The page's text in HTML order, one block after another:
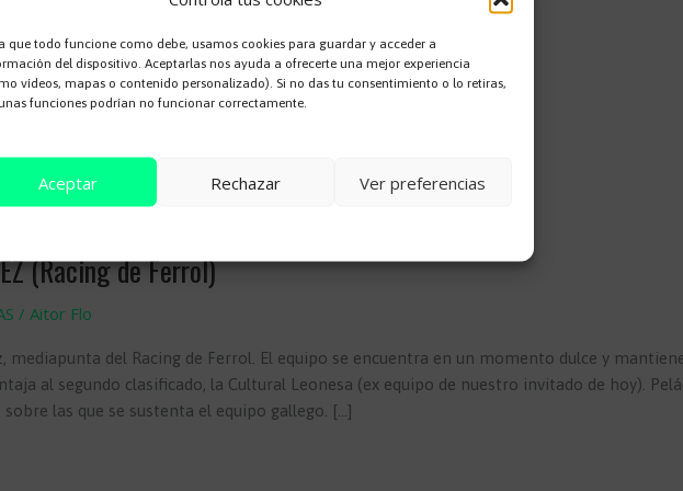
que todo funcione como debe, usamos cookies para guardar y acceder a
del dispositivo. Aceptarlas nos ayuda a ofrecerte una mejor experiencia
vídeos, mapas o contenido personalizado). Si no das tu consentimiento o lo retiras,
funciones podrían no funcionar correctamente.
Aceptar Rechazar Ver preferencias
(Racing de Ferrol)
/ Aitor Flo
mediapunta del Racing de Ferrol. El equipo se encuentra en un momento dulce y
al segundo clasificado, la Cultural Leonesa (ex equipo de nuestro invitado de hoy).
las que se sustenta el equipo gallego. […]